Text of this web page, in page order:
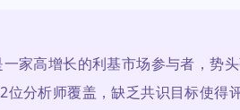
家高增长的利基市场参与者，势
位分析师覆盖，缺乏共识目标使得